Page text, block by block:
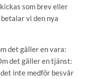
som brev eller
vi den nya
det gäller en vara:
det gäller en tjänst:
inte medför besvär